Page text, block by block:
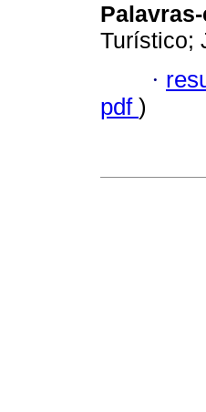
Turístico;
·
pdf )